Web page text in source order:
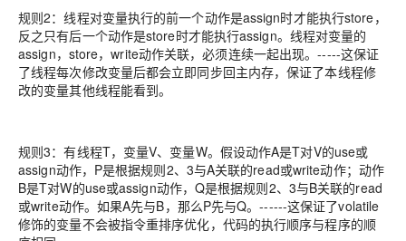
规则2：线程对变量执行的前一个动作是assign时才能执行store，
反之只有后一个动作是store时才能执行assign。线程对变量的
assign，store，write动作关联，必须连续一起出现。-----这保证
了线程每次修改变量后都会立即同步回主内存，保证了本线程修
改的变量其他线程能看到。
规则3：有线程T，变量V、变量W。假设动作A是T对V的use或
assign动作，P是根据规则2、3与A关联的read或write动作；动作
B是T对W的use或assign动作，Q是根据规则2、3与B关联的read
或write动作。如果A先与B，那么P先与Q。------这保证了volatile
修饰的变量不会被指令重排序优化，代码的执行顺序与程序的顺